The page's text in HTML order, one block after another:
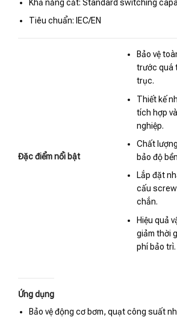
Khả năng cắt: Standard switching
Tiêu chuẩn: IEC/EN
Đặc điểm nổi bật
Bảo vệ
trước quá
trục.
Thiết kế
tích hợp
nghiệp.
Chất
bảo độ
Lắp đặt
cấu
chắn.
Hiệu quả
giảm thời
phí bảo trì.
Ứng dụng
Bảo vệ động cơ bơm, quạt công suất